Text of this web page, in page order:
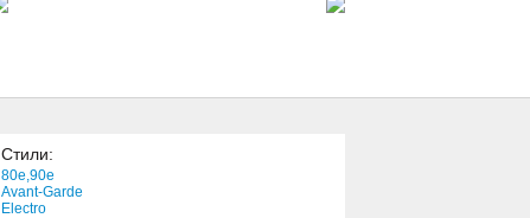
2:16
Стили:
80e,90e
Avant-Garde
Electro